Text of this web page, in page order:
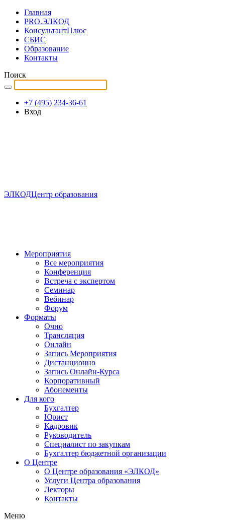
Главная
PRO.ЭЛКОД
КонсультантПлюс
СБИС
Образование
Контакты
Поиск
+7 (495) 234-36-61
Вход
ЭЛКОДЦентр образования
Мероприятия
Все мероприятия
Конференция
Встреча с экспертом
Семинар
Вебинар
Форум
Форматы
Очно
Трансляция
Онлайн
Запись Мероприятия
Дистанционно
Запись Онлайн-Курса
Корпоративный
Абонементы
Для кого
Бухгалтер
Юрист
Кадровик
Руководитель
Специалист по закупкам
Бухгалтер бюджетной организации
О Центре
О Центре образования «ЭЛКОД»
Услуги Центра образования
Лекторы
Контакты
Меню